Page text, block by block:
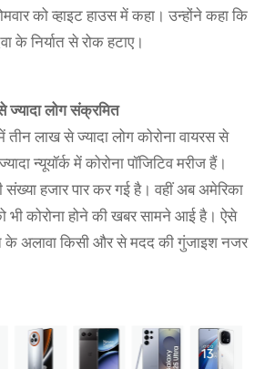
को व्हाइट हाउस में कहा। उन्होंने कहा कि
के निर्यात से रोक हटाए।
लोग संक्रमित
तीन लाख से ज्यादा लोग कोरोना वायरस से
न्यूयॉर्क में कोरोना पॉजिटिव मरीज हैं।
संख्या हजार पार कर गई है। वहीं अब अमेरिका
भी कोरोना होने की खबर सामने आई है। ऐसे
के अलावा किसी और से मदद की गुंजाइश नजर